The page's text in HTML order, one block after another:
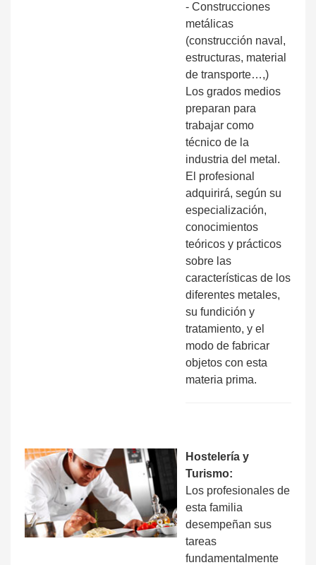
- Construcciones
metálicas
(construcción naval,
estructuras, material
de transporte…,)
Los grados medios
preparan para
trabajar como
técnico de la
industria del metal.
El profesional
adquirirá, según su
especialización,
conocimientos
teóricos y prácticos
sobre las
características de los
diferentes metales,
su fundición y
tratamiento, y el
modo de fabricar
objetos con esta
materia prima.
Hostelería y
Turismo:
Los profesionales de
esta familia
desempeñan sus
tareas
fundamentalmente